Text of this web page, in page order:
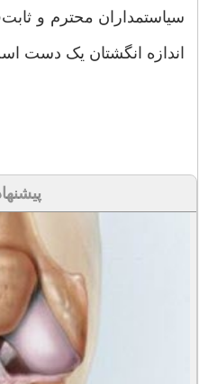
سیاستمداران محترم و
اندازه انگشتان یک دست